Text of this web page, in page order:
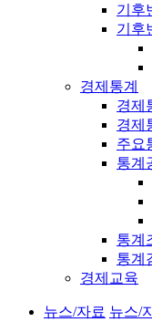
기후
기후
경제통계
경제
경제
주요
통계
통계
통계
경제교육
뉴스/자료 뉴스/